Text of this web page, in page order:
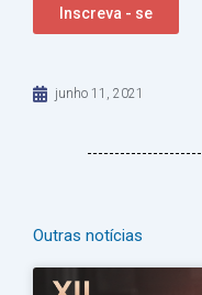
Inscreva - se
junho 11, 2021
Outras notícias